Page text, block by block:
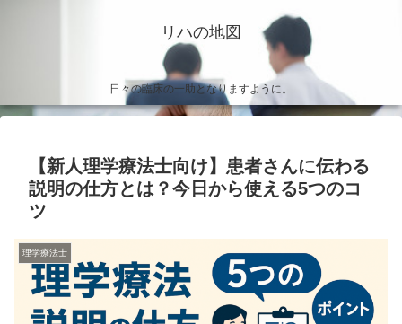
リハの地図
日々の臨床の一助となりますように。
【新人理学療法士向け】患者さんに伝わる
説明の仕方とは？今日から使える5つのコ
ツ
理学療法士